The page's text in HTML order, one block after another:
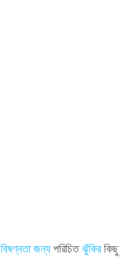
বিষণ্নতা জন্য পরিচিতঝুঁকিরকিছু